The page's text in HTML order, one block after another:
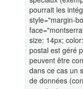
pourrait les
style="margin-
size: 14px;
postal est géré
peuvent être
dans ce cas un
de données